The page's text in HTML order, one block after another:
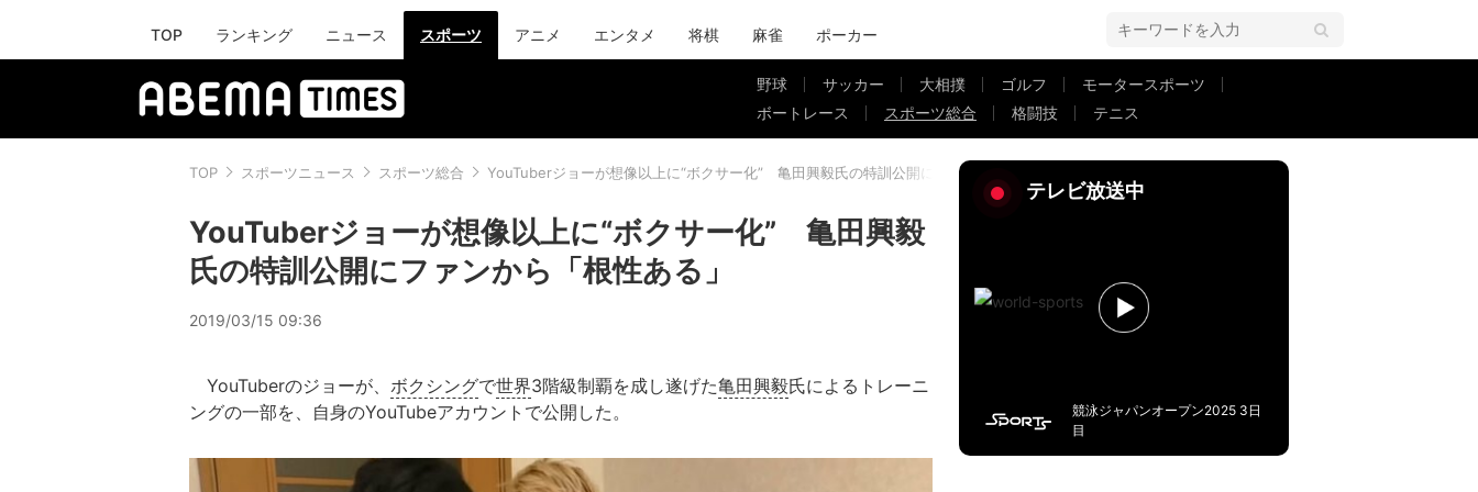
TOP ランキング ニュース スポーツ アニメ エンタメ 将棋 麻雀 ポーカー
野球 サッカー 大相撲 ゴルフ
モータースポーツ
ボートレース
スポーツ総合 格闘技 テニス
TOP スポーツニュース スポーツ総合 YouTuberジョーが想像以上に“ボクサー化” 亀田興毅氏の特訓公開にファンから「根性ある」
YouTuberジョーが想像以上に“ボクサー化” 亀田興毅
氏の特訓公開にファンから「根性ある」
2019/03/15 09:36
YouTuberのジョーが、 ボクシングで世界3階級制覇を成し遂げた亀田興毅氏によるトレーニ
ングの一部を、自身のYouTubeアカウントで公開した。
テレビ放送中
競泳ジャパンオープン2025 3日
目